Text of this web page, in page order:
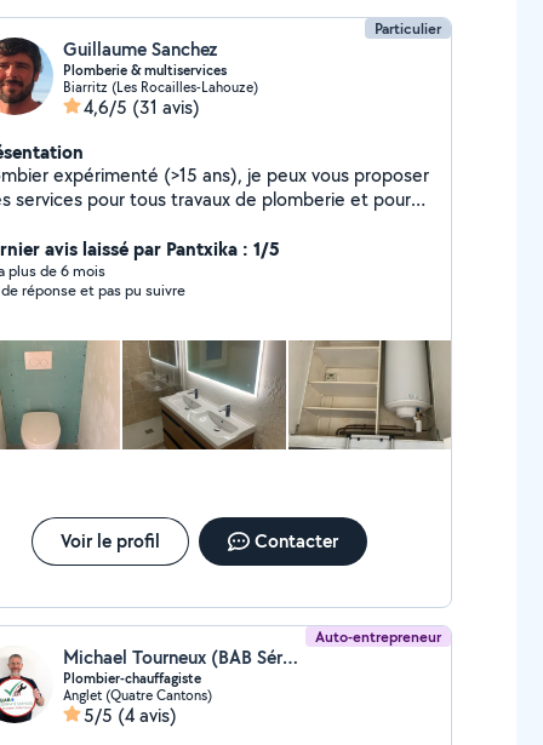
Particulier
Guillaume Sanchez
Plomberie & multiservices
Biarritz (Les Rocailles-Lahouze)
4,6/5 (31 avis)
expérimenté (>15 ans), je peux vous proposer
services pour tous travaux de plomberie et pour
avis laissé par Pantxika : 1/5
plus de 6 mois
de réponse et pas pu suivre
Voir le profil Contacter
Auto-entrepreneur
Michael Tourneux (BAB Sérénité Services)
Plombier-chauffagiste
Anglet (Quatre Cantons)
5/5 (4 avis)